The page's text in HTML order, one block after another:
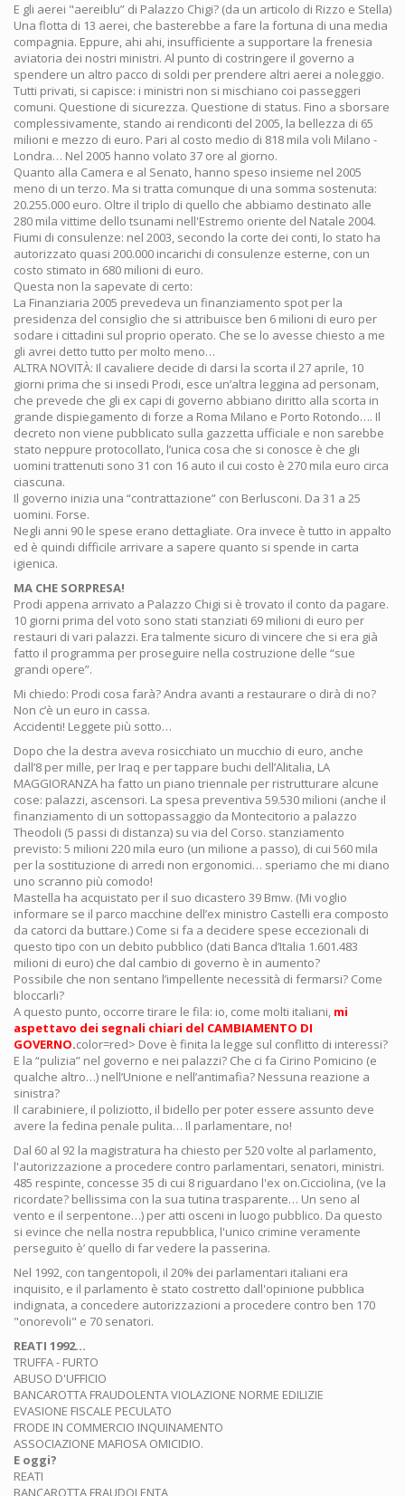
E gli aerei "aereiblu” di Palazzo Chigi? (da un articolo di Rizzo e Stella)
Una flotta di 13 aerei, che basterebbe a fare la fortuna di una media
compagnia. Eppure, ahi ahi, insufficiente a supportare la frenesia
aviatoria dei nostri ministri. Al punto di costringere il governo a
spendere un altro pacco di soldi per prendere altri aerei a noleggio.
Tutti privati, si capisce: i ministri non si mischiano coi passeggeri
comuni. Questione di sicurezza. Questione di status. Fino a sborsare
complessivamente, stando ai rendiconti del 2005, la bellezza di 65
milioni e mezzo di euro. Pari al costo medio di 818 mila voli Milano -
Londra… Nel 2005 hanno volato 37 ore al giorno.
Quanto alla Camera e al Senato, hanno speso insieme nel 2005
meno di un terzo. Ma si tratta comunque di una somma sostenuta:
20.255.000 euro. Oltre il triplo di quello che abbiamo destinato alle
280 mila vittime dello tsunami nell'Estremo oriente del Natale 2004.
Fiumi di consulenze: nel 2003, secondo la corte dei conti, lo stato ha
autorizzato quasi 200.000 incarichi di consulenze esterne, con un
costo stimato in 680 milioni di euro.
Questa non la sapevate di certo:
La Finanziaria 2005 prevedeva un finanziamento spot per la
presidenza del consiglio che si attribuisce ben 6 milioni di euro per
sodare i cittadini sul proprio operato. Che se lo avesse chiesto a me
gli avrei detto tutto per molto meno…
ALTRA NOVITÀ: Il cavaliere decide di darsi la scorta il 27 aprile, 10
giorni prima che si insedi Prodi, esce un’altra leggina ad personam,
che prevede che gli ex capi di governo abbiano diritto alla scorta in
grande dispiegamento di forze a Roma Milano e Porto Rotondo…. Il
decreto non viene pubblicato sulla gazzetta ufficiale e non sarebbe
stato neppure protocollato, l’unica cosa che si conosce è che gli
uomini trattenuti sono 31 con 16 auto il cui costo è 270 mila euro circa
ciascuna.
Il governo inizia una “contrattazione” con Berlusconi. Da 31 a 25
uomini. Forse.
Negli anni 90 le spese erano dettagliate. Ora invece è tutto in appalto
ed è quindi difficile arrivare a sapere quanto si spende in carta
igienica.
MA CHE SORPRESA!
Prodi appena arrivato a Palazzo Chigi si è trovato il conto da pagare.
10 giorni prima del voto sono stati stanziati 69 milioni di euro per
restauri di vari palazzi. Era talmente sicuro di vincere che si era già
fatto il programma per proseguire nella costruzione delle “sue
grandi opere”.
Mi chiedo: Prodi cosa farà? Andra avanti a restaurare o dirà di no?
Non c’è un euro in cassa.
Accidenti! Leggete più sotto…
Dopo che la destra aveva rosicchiato un mucchio di euro, anche
dall’8 per mille, per Iraq e per tappare buchi dell’Alitalia, LA
MAGGIORANZA ha fatto un piano triennale per ristrutturare alcune
cose: palazzi, ascensori. La spesa preventiva 59.530 milioni (anche il
finanziamento di un sottopassaggio da Montecitorio a palazzo
Theodoli (5 passi di distanza) su via del Corso. stanziamento
previsto: 5 milioni 220 mila euro (un milione a passo), di cui 560 mila
per la sostituzione di arredi non ergonomici… speriamo che mi diano
uno scranno più comodo!
Mastella ha acquistato per il suo dicastero 39 Bmw. (Mi voglio
informare se il parco macchine dell’ex ministro Castelli era composto
da catorci da buttare.) Come si fa a decidere spese eccezionali di
questo tipo con un debito pubblico (dati Banca d’Italia 1.601.483
milioni di euro) che dal cambio di governo è in aumento?
Possibile che non sentano l’impellente necessità di fermarsi? Come
bloccarli?
A questo punto, occorre tirare le fila: io, come molti italiani, mi
aspettavo dei segnali chiari del CAMBIAMENTO DI
GOVERNO.color=red> Dove è finita la legge sul conflitto di interessi?
E la “pulizia” nel governo e nei palazzi? Che ci fa Cirino Pomicino (e
qualche altro…) nell’Unione e nell’antimafia? Nessuna reazione a
sinistra?
Il carabiniere, il poliziotto, il bidello per poter essere assunto deve
avere la fedina penale pulita… Il parlamentare, no!
Dal 60 al 92 la magistratura ha chiesto per 520 volte al parlamento,
l'autorizzazione a procedere contro parlamentari, senatori, ministri.
485 respinte, concesse 35 di cui 8 riguardano l'ex on.Cicciolina, (ve la
ricordate? bellissima con la sua tutina trasparente… Un seno al
vento e il serpentone…) per atti osceni in luogo pubblico. Da questo
si evince che nella nostra repubblica, l'unico crimine veramente
perseguito è’ quello di far vedere la passerina.
Nel 1992, con tangentopoli, il 20% dei parlamentari italiani era
inquisito, e il parlamento è stato costretto dall'opinione pubblica
indignata, a concedere autorizzazioni a procedere contro ben 170
"onorevoli" e 70 senatori.
REATI 1992…
TRUFFA - FURTO
ABUSO D'UFFICIO
BANCAROTTA FRAUDOLENTA VIOLAZIONE NORME EDILIZIE
EVASIONE FISCALE PECULATO
FRODE IN COMMERCIO INQUINAMENTO
ASSOCIAZIONE MAFIOSA OMICIDIO.
E oggi?
REATI
BANCAROTTA FRAUDOLENTA